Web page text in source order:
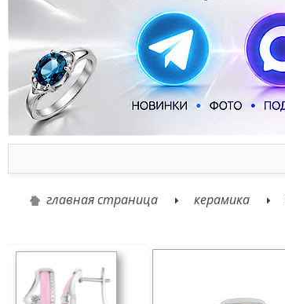
главная страница керамика